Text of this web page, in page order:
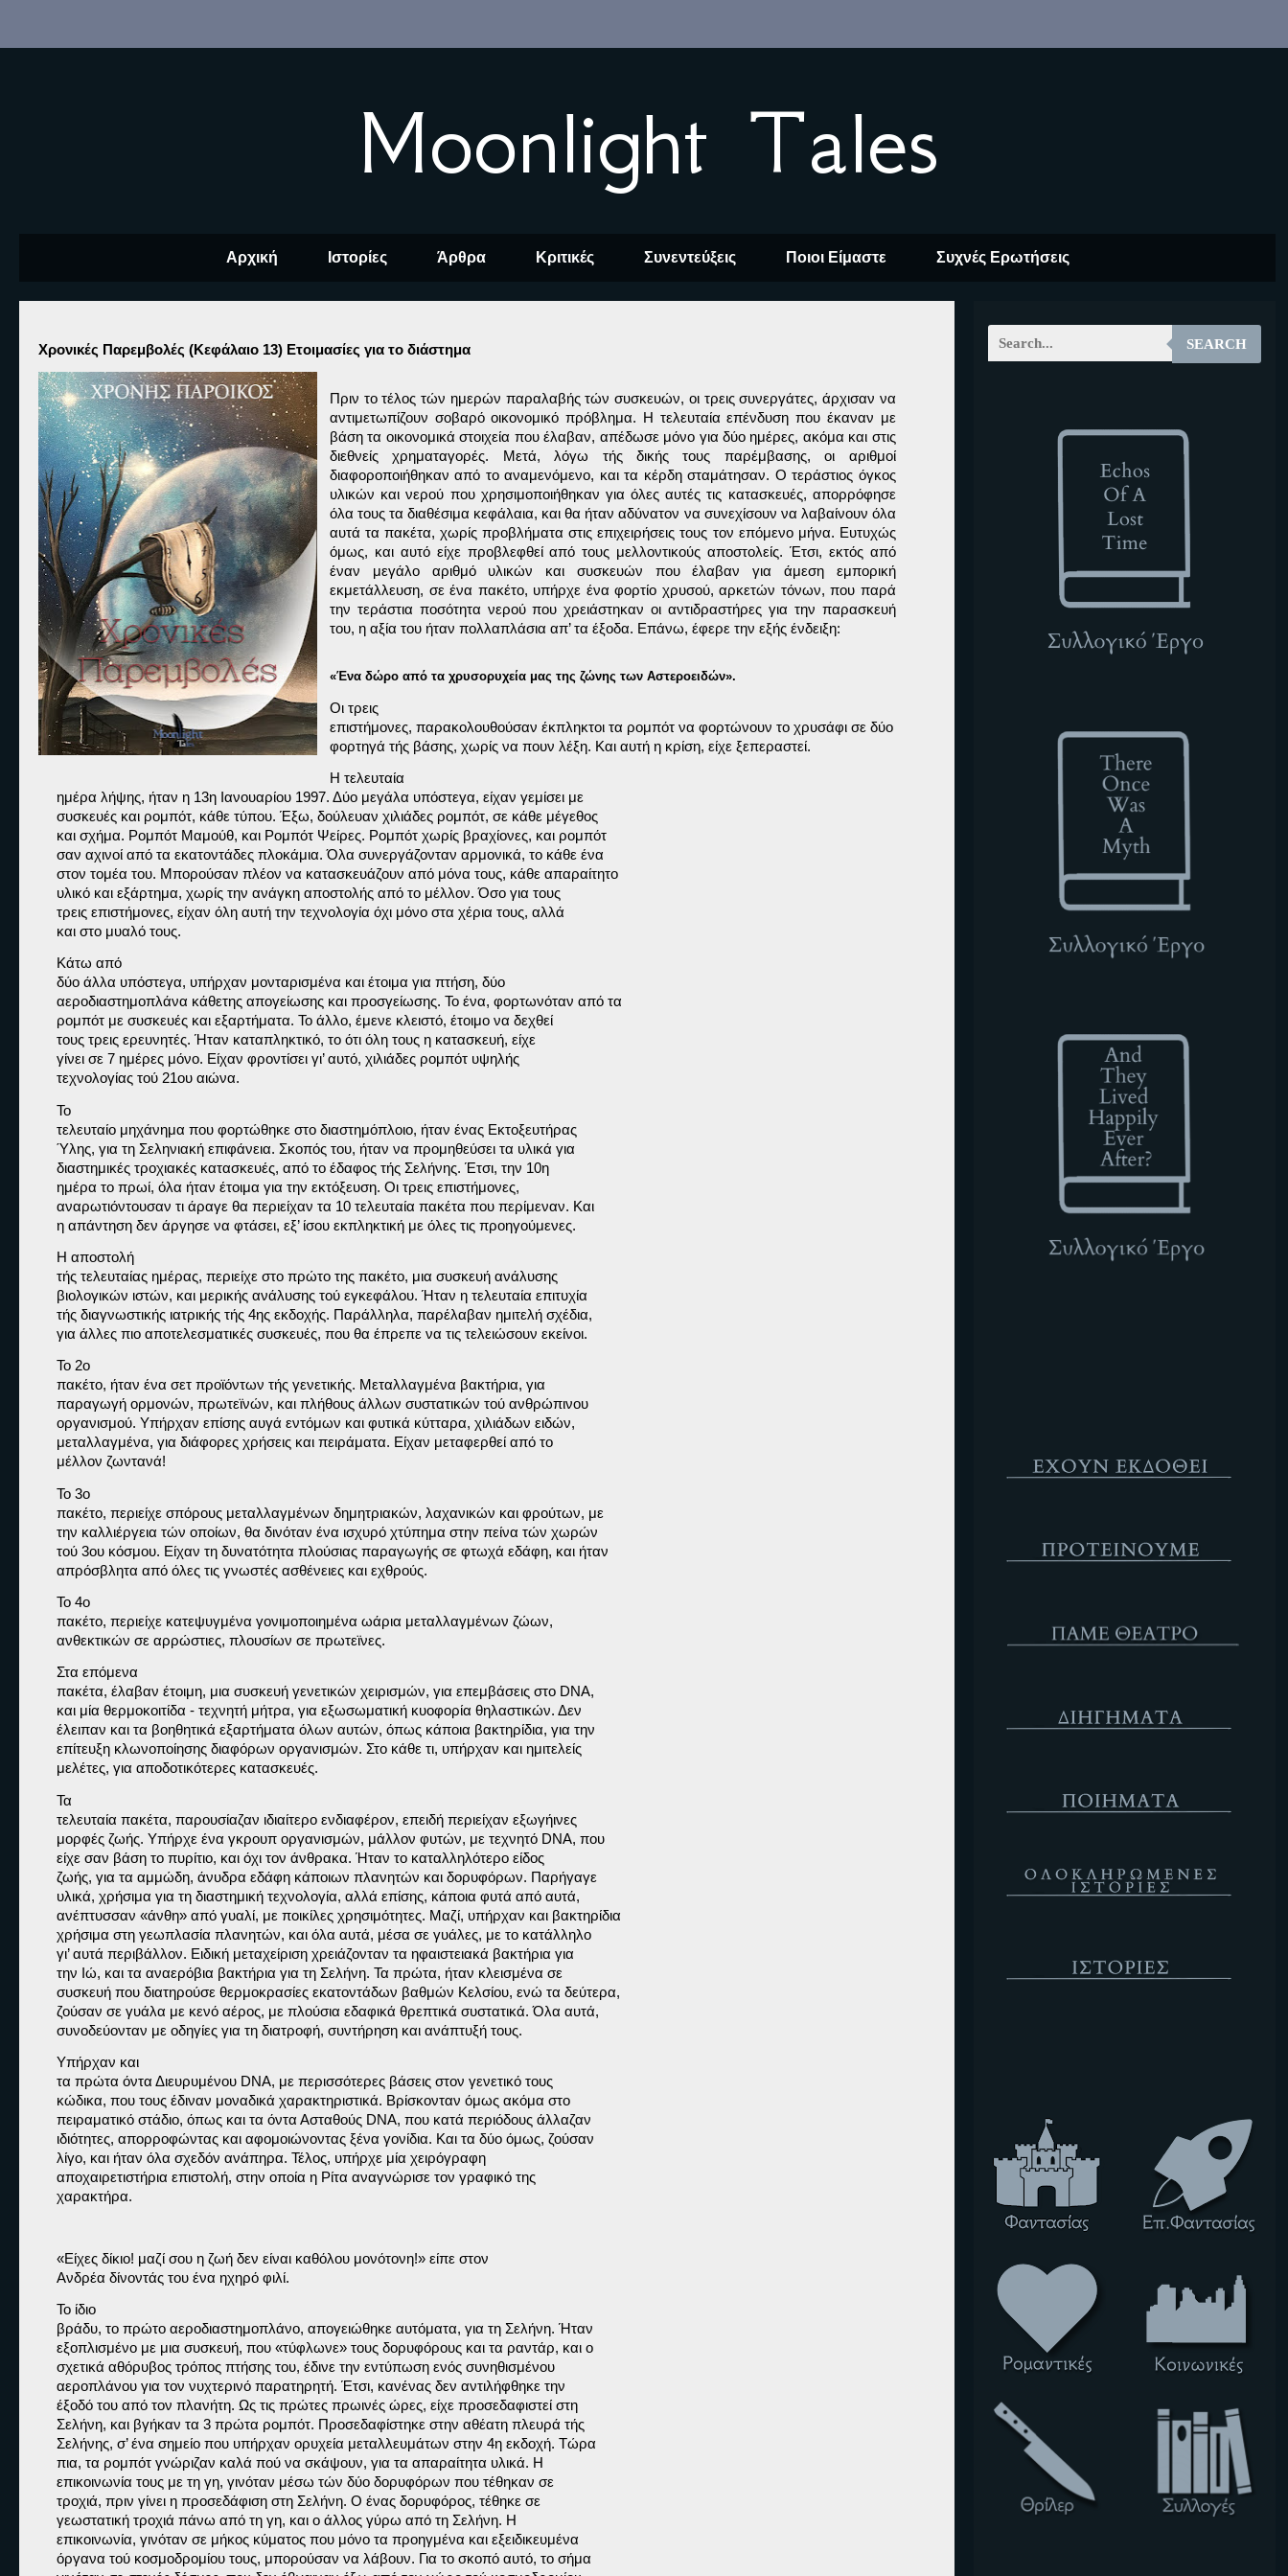
Moonlight Tales
Αρχική Ιστορίες Άρθρα Κριτικές Συνεντεύξεις Ποιοι Είμαστε Συχνές Ερωτήσεις
Χρονικές Παρεμβολές (Κεφάλαιο 13) Ετοιμασίες για το διάστημα
Πριν το τέλος τών ημερών παραλαβής τών συσκευών, οι τρεις συνεργάτες, άρχισαν να
αντιμετωπίζουν σοβαρό οικονομικό πρόβλημα. Η τελευταία επένδυση που έκαναν με
βάση τα οικονομικά στοιχεία που έλαβαν, απέδωσε μόνο για δύο ημέρες, ακόμα και στις
διεθνείς χρηματαγορές. Μετά, λόγω τής δικής τους παρέμβασης, οι αριθμοί
διαφοροποιήθηκαν από το αναμενόμενο, και τα κέρδη σταμάτησαν. Ο τεράστιος όγκος
υλικών και νερού που χρησιμοποιήθηκαν για όλες αυτές τις κατασκευές, απορρόφησε
όλα τους τα διαθέσιμα κεφάλαια, και θα ήταν αδύνατον να συνεχίσουν να λαβαίνουν όλα
αυτά τα πακέτα, χωρίς προβλήματα στις επιχειρήσεις τους τον επόμενο μήνα. Ευτυχώς
όμως, και αυτό είχε προβλεφθεί από τους μελλοντικούς αποστολείς. Έτσι, εκτός από
έναν μεγάλο αριθμό υλικών και συσκευών που έλαβαν για άμεση εμπορική
εκμετάλλευση, σε ένα πακέτο, υπήρχε ένα φορτίο χρυσού, αρκετών τόνων, που παρά
την τεράστια ποσότητα νερού που χρειάστηκαν οι αντιδραστήρες για την παρασκευή
του, η αξία του ήταν πολλαπλάσια απ’ τα έξοδα. Επάνω, έφερε την εξής ένδειξη:
«Ένα δώρο από τα χρυσορυχεία μας της ζώνης των Αστεροειδών».
Οι τρεις
επιστήμονες, παρακολουθούσαν έκπληκτοι τα ρομπότ να φορτώνουν το χρυσάφι σε δύο
φορτηγά τής βάσης, χωρίς να πουν λέξη. Και αυτή η κρίση, είχε ξεπεραστεί.
Η τελευταία
ημέρα λήψης, ήταν η 13η Ιανουαρίου 1997. Δύο μεγάλα υπόστεγα, είχαν γεμίσει με
συσκευές και ρομπότ, κάθε τύπου. Έξω, δούλευαν χιλιάδες ρομπότ, σε κάθε μέγεθος
και σχήμα. Ρομπότ Μαμούθ, και Ρομπότ Ψείρες. Ρομπότ χωρίς βραχίονες, και ρομπότ
σαν αχινοί από τα εκατοντάδες πλοκάμια. Όλα συνεργάζονταν αρμονικά, το κάθε ένα
στον τομέα του. Μπορούσαν πλέον να κατασκευάζουν από μόνα τους, κάθε απαραίτητο
υλικό και εξάρτημα, χωρίς την ανάγκη αποστολής από το μέλλον. Όσο για τους
τρεις επιστήμονες, είχαν όλη αυτή την τεχνολογία όχι μόνο στα χέρια τους, αλλά
και στο μυαλό τους.
Κάτω από
δύο άλλα υπόστεγα, υπήρχαν μονταρισμένα και έτοιμα για πτήση, δύο
αεροδιαστημοπλάνα κάθετης απογείωσης και προσγείωσης. Το ένα, φορτωνόταν από τα
ρομπότ με συσκευές και εξαρτήματα. Το άλλο, έμενε κλειστό, έτοιμο να δεχθεί
τους τρεις ερευνητές. Ήταν καταπληκτικό, το ότι όλη τους η κατασκευή, είχε
γίνει σε 7 ημέρες μόνο. Είχαν φροντίσει γι’ αυτό, χιλιάδες ρομπότ υψηλής
τεχνολογίας τού 21ου αιώνα.
Το
τελευταίο μηχάνημα που φορτώθηκε στο διαστημόπλοιο, ήταν ένας Εκτοξευτήρας
Ύλης, για τη Σεληνιακή επιφάνεια. Σκοπός του, ήταν να προμηθεύσει τα υλικά για
διαστημικές τροχιακές κατασκευές, από το έδαφος τής Σελήνης. Έτσι, την 10η
ημέρα το πρωί, όλα ήταν έτοιμα για την εκτόξευση. Οι τρεις επιστήμονες,
αναρωτιόντουσαν τι άραγε θα περιείχαν τα 10 τελευταία πακέτα που περίμεναν. Και
η απάντηση δεν άργησε να φτάσει, εξ’ ίσου εκπληκτική με όλες τις προηγούμενες.
Η αποστολή
τής τελευταίας ημέρας, περιείχε στο πρώτο της πακέτο, μια συσκευή ανάλυσης
βιολογικών ιστών, και μερικής ανάλυσης τού εγκεφάλου. Ήταν η τελευταία επιτυχία
τής διαγνωστικής ιατρικής τής 4ης εκδοχής. Παράλληλα, παρέλαβαν ημιτελή σχέδια,
για άλλες πιο αποτελεσματικές συσκευές, που θα έπρεπε να τις τελειώσουν εκείνοι.
Το 2ο
πακέτο, ήταν ένα σετ προϊόντων τής γενετικής. Μεταλλαγμένα βακτήρια, για
παραγωγή ορμονών, πρωτεϊνών, και πλήθους άλλων συστατικών τού ανθρώπινου
οργανισμού. Υπήρχαν επίσης αυγά εντόμων και φυτικά κύτταρα, χιλιάδων ειδών,
μεταλλαγμένα, για διάφορες χρήσεις και πειράματα. Είχαν μεταφερθεί από το
μέλλον ζωντανά!
Το 3ο
πακέτο, περιείχε σπόρους μεταλλαγμένων δημητριακών, λαχανικών και φρούτων, με
την καλλιέργεια τών οποίων, θα δινόταν ένα ισχυρό χτύπημα στην πείνα τών χωρών
τού 3ου κόσμου. Είχαν τη δυνατότητα πλούσιας παραγωγής σε φτωχά εδάφη, και ήταν
απρόσβλητα από όλες τις γνωστές ασθένειες και εχθρούς.
Το 4ο
πακέτο, περιείχε κατεψυγμένα γονιμοποιημένα ωάρια μεταλλαγμένων ζώων,
ανθεκτικών σε αρρώστιες, πλουσίων σε πρωτεϊνες.
Στα επόμενα
πακέτα, έλαβαν έτοιμη, μια συσκευή γενετικών χειρισμών, για επεμβάσεις στο DNA,
και μία θερμοκοιτίδα - τεχνητή μήτρα, για εξωσωματική κυοφορία θηλαστικών. Δεν
έλειπαν και τα βοηθητικά εξαρτήματα όλων αυτών, όπως κάποια βακτηρίδια, για την
επίτευξη κλωνοποίησης διαφόρων οργανισμών. Στο κάθε τι, υπήρχαν και ημιτελείς
μελέτες, για αποδοτικότερες κατασκευές.
Τα
τελευταία πακέτα, παρουσίαζαν ιδιαίτερο ενδιαφέρον, επειδή περιείχαν εξωγήινες
μορφές ζωής. Υπήρχε ένα γκρουπ οργανισμών, μάλλον φυτών, με τεχνητό DNA, που
είχε σαν βάση το πυρίτιο, και όχι τον άνθρακα. Ήταν το καταλληλότερο είδος
ζωής, για τα αμμώδη, άνυδρα εδάφη κάποιων πλανητών και δορυφόρων. Παρήγαγε
υλικά, χρήσιμα για τη διαστημική τεχνολογία, αλλά επίσης, κάποια φυτά από αυτά,
ανέπτυσσαν «άνθη» από γυαλί, με ποικίλες χρησιμότητες. Μαζί, υπήρχαν και βακτηρίδια
χρήσιμα στη γεωπλασία πλανητών, και όλα αυτά, μέσα σε γυάλες, με το κατάλληλο
γι’ αυτά περιβάλλον. Ειδική μεταχείριση χρειάζονταν τα ηφαιστειακά βακτήρια για
την Ιώ, και τα αναερόβια βακτήρια για τη Σελήνη. Τα πρώτα, ήταν κλεισμένα σε
συσκευή που διατηρούσε θερμοκρασίες εκατοντάδων βαθμών Κελσίου, ενώ τα δεύτερα,
ζούσαν σε γυάλα με κενό αέρος, με πλούσια εδαφικά θρεπτικά συστατικά. Όλα αυτά,
συνοδεύονταν με οδηγίες για τη διατροφή, συντήρηση και ανάπτυξή τους.
Υπήρχαν και
τα πρώτα όντα Διευρυμένου DNA, με περισσότερες βάσεις στον γενετικό τους
κώδικα, που τους έδιναν μοναδικά χαρακτηριστικά. Βρίσκονταν όμως ακόμα στο
πειραματικό στάδιο, όπως και τα όντα Ασταθούς DNA, που κατά περιόδους άλλαζαν
ιδιότητες, απορροφώντας και αφομοιώνοντας ξένα γονίδια. Και τα δύο όμως, ζούσαν
λίγο, και ήταν όλα σχεδόν ανάπηρα. Τέλος, υπήρχε μία χειρόγραφη
αποχαιρετιστήρια επιστολή, στην οποία η Ρίτα αναγνώρισε τον γραφικό της
χαρακτήρα.
«Είχες δίκιο! μαζί σου η ζωή δεν είναι καθόλου μονότονη!» είπε στον
Ανδρέα δίνοντάς του ένα ηχηρό φιλί.
Το ίδιο
βράδυ, το πρώτο αεροδιαστημοπλάνο, απογειώθηκε αυτόματα, για τη Σελήνη. Ήταν
εξοπλισμένο με μια συσκευή, που «τύφλωνε» τους δορυφόρους και τα ραντάρ, και ο
σχετικά αθόρυβος τρόπος πτήσης του, έδινε την εντύπωση ενός συνηθισμένου
αεροπλάνου για τον νυχτερινό παρατηρητή. Έτσι, κανένας δεν αντιλήφθηκε την
έξοδό του από τον πλανήτη. Ως τις πρώτες πρωινές ώρες, είχε προσεδαφιστεί στη
Σελήνη, και βγήκαν τα 3 πρώτα ρομπότ. Προσεδαφίστηκε στην αθέατη πλευρά τής
Σελήνης, σ’ ένα σημείο που υπήρχαν ορυχεία μεταλλευμάτων στην 4η εκδοχή. Τώρα
πια, τα ρομπότ γνώριζαν καλά πού να σκάψουν, για τα απαραίτητα υλικά. Η
επικοινωνία τους με τη γη, γινόταν μέσω τών δύο δορυφόρων που τέθηκαν σε
τροχιά, πριν γίνει η προσεδάφιση στη Σελήνη. Ο ένας δορυφόρος, τέθηκε σε
γεωστατική τροχιά πάνω από τη γη, και ο άλλος γύρω από τη Σελήνη. Η
επικοινωνία, γινόταν σε μήκος κύματος που μόνο τα προηγμένα και εξειδικευμένα
όργανα τού κοσμοδρομίου τους, μπορούσαν να λάβουν. Για το σκοπό αυτό, το σήμα
SEARCH